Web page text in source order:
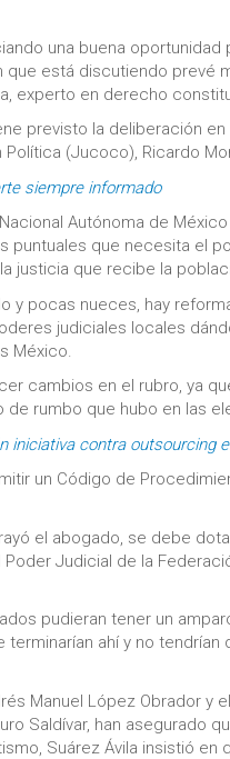
una buena
está discutiendo prevé
experto en derecho
previsto la deliberación
(Jucoco), Ricardo
siempre informado
Autónoma de
puntuales que necesita el
justicia que recibe la
y pocas nueces, hay
judiciales locales
México.
cambios en el rubro, ya
rumbo que hubo en las
iniciativa contra outsourcing
un Código de
el abogado, se debe
Judicial de la
pudieran tener un
ahí y no tendrían
Manuel López Obrador y
Saldívar, han asegurado
Suárez Ávila insistió en